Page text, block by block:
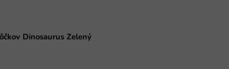
Dinosaurus Zelený